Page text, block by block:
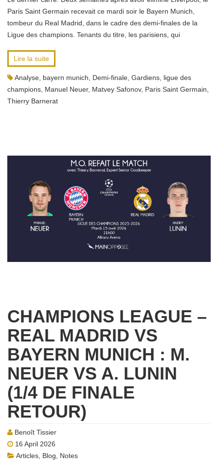
Paris Saint Germain recevait ce mardi soir le Bayern Munich,
tombeur du Real Madrid, dans le cadre des demi-finales de la
Ligue des champions. Tenants du titre, les parisiens, qui
Lire la suite
Analyse bayern munich Demi-finale Gardiens ligue des
champions Manuel Neuer, Matvey Safonov, Paris Saint Germain
Thierry Barnerat
CHAMPIONS LEAGUE –
REAL MADRID VS
BAYERN MUNICH : M.
NEUER VS A. LUNIN
(1/4 DE FINALE
RETOUR)
Benoît Tissier
16 April 2026
Articles Blog
Notes